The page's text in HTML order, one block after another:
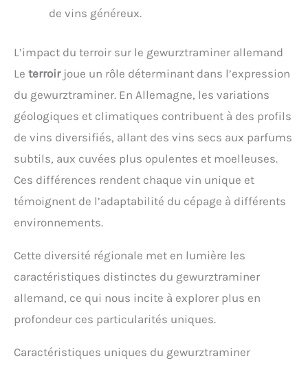
de vins généreux.
L’impact du terroir sur le gewurztraminer allemand
Le terroirjoue un rôle déterminant dans l’expression
du gewurztraminer. En Allemagne, les variations
géologiques et climatiques contribuent à des profils
de vins diversifiés, allant des vins secs aux parfums
subtils, aux cuvées plus opulentes et moelleuses.
Ces différences rendent chaque vin unique et
témoignent de l’adaptabilité du cépage à différents
environnements.
Cette diversité régionale met en lumière les
caractéristiques distinctes du gewurztraminer
allemand, ce qui nous incite à explorer plus en
profondeur ces particularités uniques.
Caractéristiques uniques du gewurztraminer